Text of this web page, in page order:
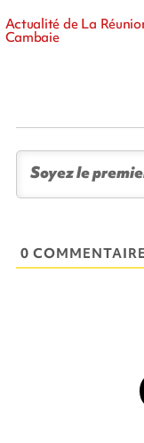
Actualité de La
Cambaie
0